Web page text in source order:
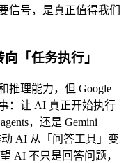
信号，是真正值得我们
「任务执行」
推理能力，但 Google
：让 AI 真正开始执行
，还是 Gemini
AI 从「问答工具」变
AI 不只是回答问题，